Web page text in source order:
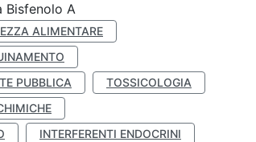
Bisfenolo A
ALIMENTARE
PUBBLICA
TOSSICOLOGIA
INTERFERENTI ENDOCRINI